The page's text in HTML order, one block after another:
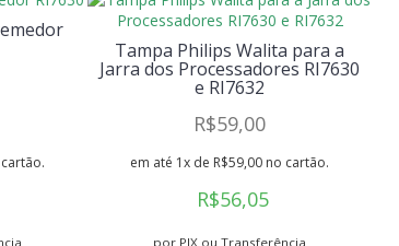
Tampa Philips Walita para a
Jarra dos Processadores RI7630
e RI7632
R$59,00
em até 1x de R$59,00 no cartão.
R$56,05
por PIX ou Transferência